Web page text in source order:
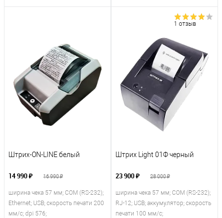
Штрих-ON-LINE белый
14 990 ₽ 16 990 ₽
ширина чека 57 мм; COM (RS-232);
Ethernet; USB; скорость печати 200
мм/с; dpi 576;
1 отзыв
Штрих Light 01Ф черный
23 900 ₽ 28 000 ₽
ширина чека 57 мм; COM (RS-232);
RJ-12; USB; аккумулятор; скорость
печати 100 мм/с;